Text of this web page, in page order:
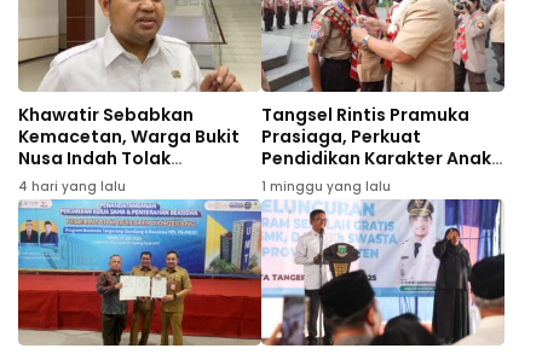
Khawatir Sebabkan
Kemacetan, Warga Bukit
Nusa Indah Tolak
Pembangunan SMPN 25
Tangsel
4 hari yang lalu
Tangsel Rintis Pramuka
Prasiaga, Perkuat
Pendidikan Karakter Anak
Sejak Usia Dini
1 minggu yang lalu